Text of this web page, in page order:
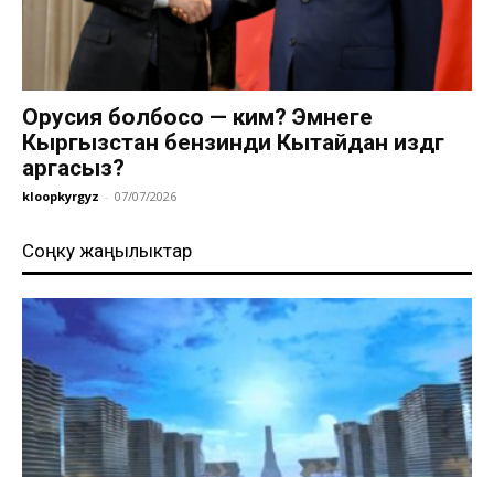
Орусия болбосо — ким? Эмнеге
Кыргызстан бензинди Кытайдан издөөгө
аргасыз?
kloopkyrgyz - 07/07/2026
Соңку жаңылыктар